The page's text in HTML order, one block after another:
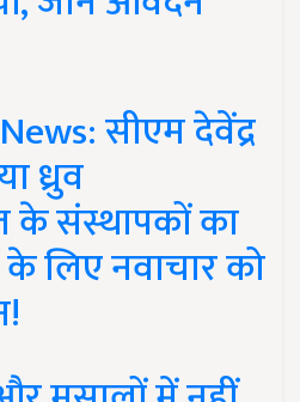
सीएम देवेंद्र
ध्रुव
के संस्थापकों का
लिए नवाचार को